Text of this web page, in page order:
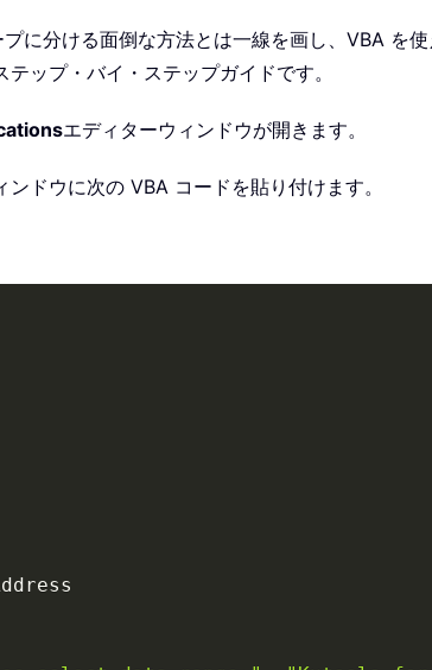
に分ける面倒な方法とは一線を画し、VBA を
ップ・バイ・ステップガイドです。
エディターウィンドウが開きます。
ンドウに次の VBA コードを貼り付けます。